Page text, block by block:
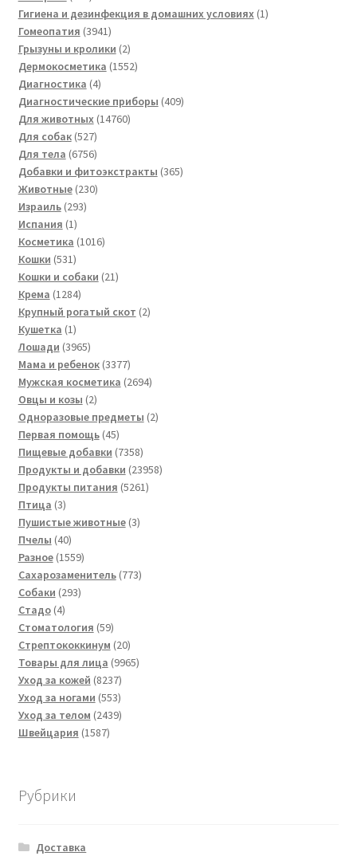
товаров
Гигиена и дезинфекция в домашних условиях 11
Гомеопатия 39413941
товар
Грызуны и кролики 22
товара
Дермокосметика 15521552
Диагностика 44
товара
Диагностические приборы 409409
Для животных 1476014760
Для собак 527527
товаров
Для тела 67566756
товаров
Добавки и фитоэкстракты 365365
Животные 230230
Израиль 293293
Испания 11
товар
Косметика 10161016
Кошки 531531
товар
Кошки и собаки 2121
Крема 12841284
товара
Крупный рогатый скот 22
Кушетка 11
товар
Лошади 39653965
товаров
Мама и ребенок 33773377
товаров
Мужская косметика 26942694
Овцы и козы 22
товара
Одноразовые предметы 22
Первая помощь 4545
товаров
Пищевые добавки 73587358
товаров
Продукты и добавки 2395823958
Продукты питания 52615261
Птица 33
товара
Пушистые животные 33
Пчелы 4040
товаров
Разное 15591559
товаров
Сахарозаменитель 773773
Собаки 293293
Стадо 44
товара
Стоматология 5959
товаров
Стрептококкинум 2020
товаров
Товары для лица 99659965
Уход за кожей 82378237
товаров
Уход за ногами 553553
товара
Уход за телом 24392439
Швейцария 15871587
Рубрики
Доставка